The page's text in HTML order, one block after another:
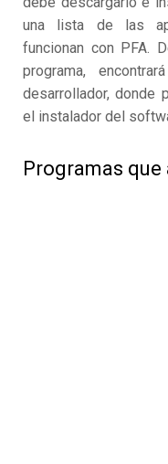
una lista de las
funcionan con PFA.
programa,
desarrollador, donde
el instalador del
Programas que